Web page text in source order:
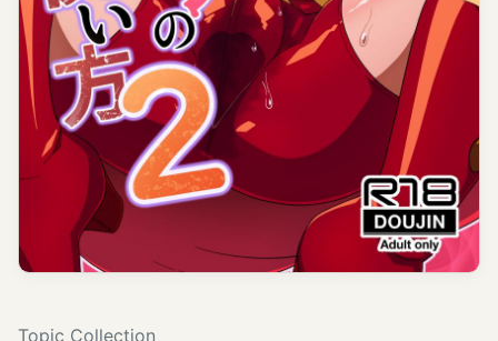
Topic Collection